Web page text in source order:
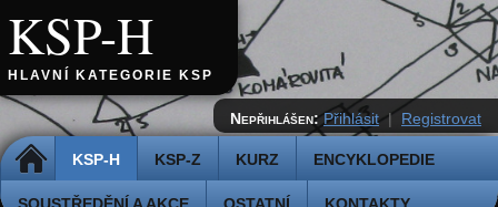
KSP-H
HLAVNÍ KATEGORIE KSP
DOMŮ KSP-H KSP-Z KURZ ENCYKLOPEDIE
Nepřihlášen: Přihlásit | Registrovat